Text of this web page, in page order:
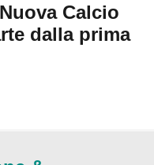
Calcio
dalla prima